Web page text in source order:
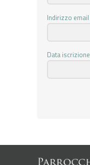
Indirizzo email
Data iscrizione